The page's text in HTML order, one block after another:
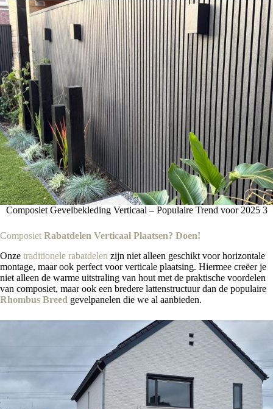
Composiet Gevelbekleding Verticaal – Populaire Trend voor 2025 3
Composiet Rabatdelen Verticaal Plaatsen? Doen!
Onze traditionele rabatdelen zijn niet alleen geschikt voor horizontale
montage, maar ook perfect voor verticale plaatsing. Hiermee creëer je
niet alleen de warme uitstraling van hout met de praktische voordelen
van composiet, maar ook een bredere lattenstructuur dan de populaire
Rhombus Breed gevelpanelen die we al aanbieden.